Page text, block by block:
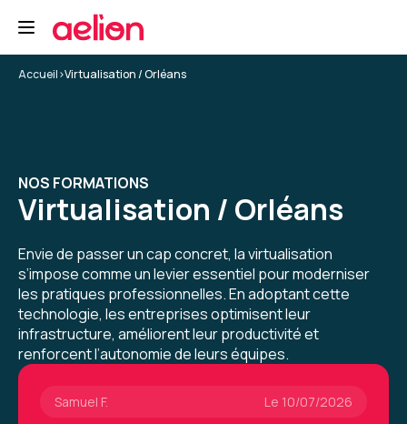
Accueil>Virtualisation / Orléans
NOS FORMATIONS
Virtualisation / Orléans
Envie de passer un cap concret, la virtualisation
s’impose comme un levier essentiel pour moderniser
les pratiques professionnelles. En adoptant cette
technologie, les entreprises optimisent leur
infrastructure, améliorent leur productivité et
renforcent l’autonomie de leurs équipes.
tour de docker. L’accompagnement était clair
et structuré, ce qui a vraiment facilité
l’apprentissage.
Bonne exp, l'intervenant était à la hauteur de
Formation : Docker - Créer et administrer vos
conteneurs virtuels d'applications
Samuel F. Le 10/07/2026